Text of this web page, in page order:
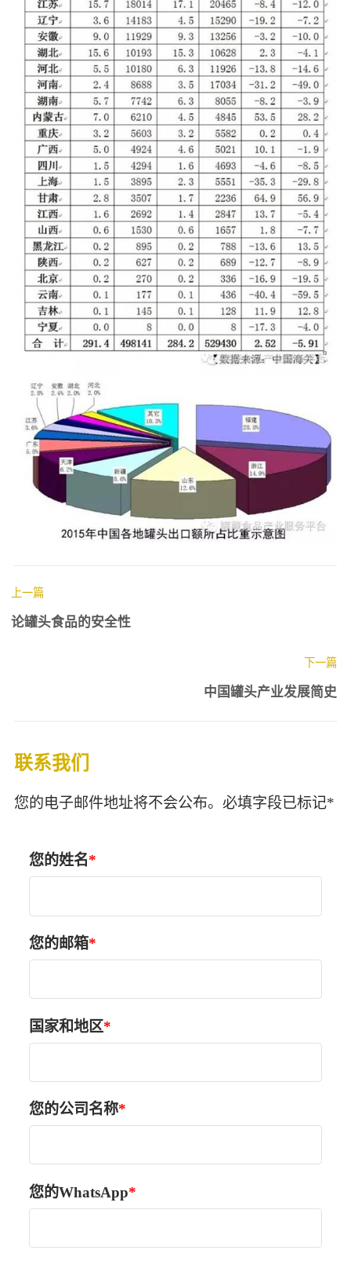
上一篇
论罐头食品的安全性
下一篇
中国罐头产业发展简史
联系我们
您的电子邮件地址将不会公布。必填字段已标记*
您的姓名
您的邮箱
国家和地区
您的公司名称
您的WhatsApp